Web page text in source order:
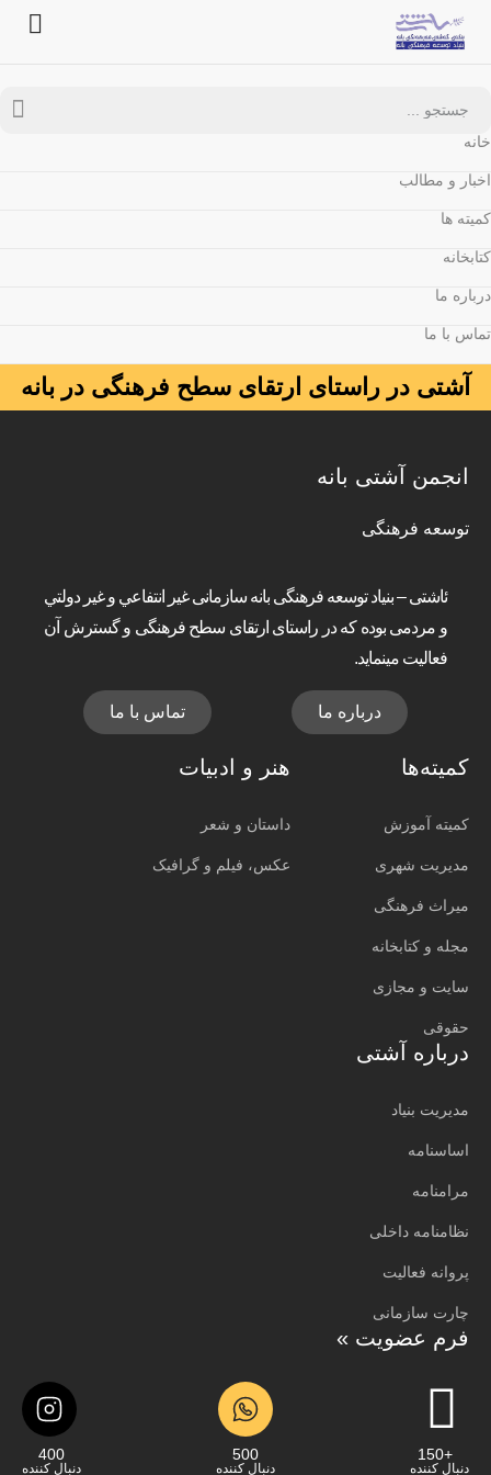
خانه
اخبار و مطالب
کمیته ها
کتابخانه
درباره ما
تماس با ما
آشتی در راستای ارتقای سطح فرهنگی در بانه
انجمن آشتی بانه
توسعه فرهنگی
ئاشتی – بنیاد توسعه فرهنگی بانه سازمانی غير انتفاعي و غير دولتي
و مردمی بوده که در راستای ارتقای سطح فرهنگی و گسترش آن
فعالیت مینماید.
درباره ما تماس با ما
کمیته‌ها
کمیته آموزش
مدیریت شهری
میراث فرهنگی
مجله و کتابخانه
سایت و مجازی
حقوقی
هنر و ادبیات
داستان و شعر
عکس، فیلم و گرافیک
درباره آشتی
مدیریت بنیاد
اساسنامه
مرامنامه
نظامنامه داخلی
پروانه فعالیت
چارت سازمانی
فرم عضویت »
+150
دنبال کننده
500
دنبال کننده
400
دنبال کننده